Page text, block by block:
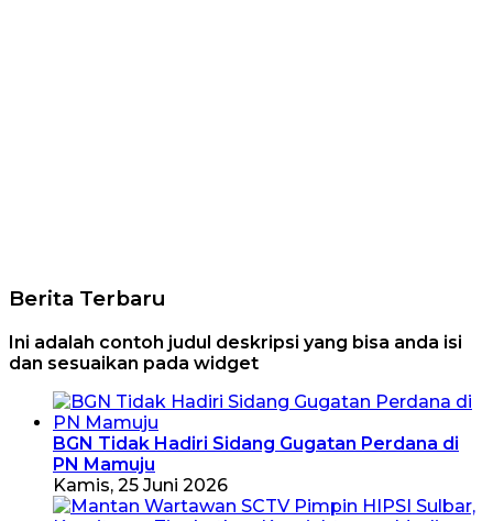
Berita Terbaru
Ini adalah contoh judul deskripsi yang bisa anda isi
dan sesuaikan pada widget
BGN Tidak Hadiri Sidang Gugatan Perdana di
PN Mamuju
Kamis, 25 Juni 2026